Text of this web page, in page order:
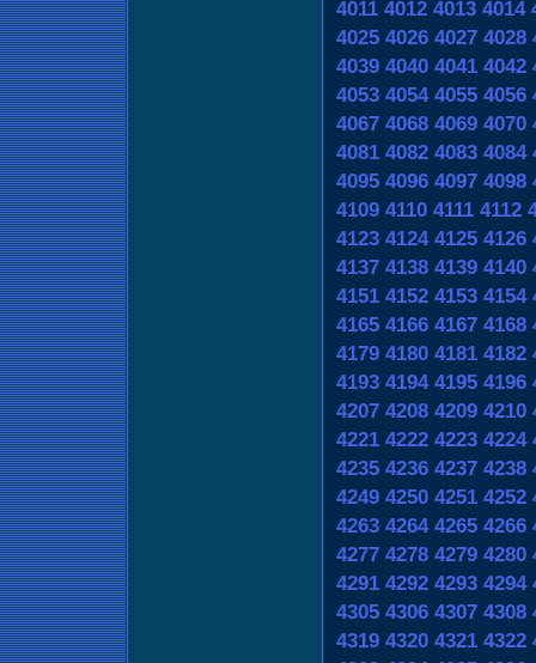
4011 4012 4013 4014
4025 4026 4027 4028
4039 4040 4041 4042
4053 4054 4055 4056
4067 4068 4069 4070
4081 4082 4083 4084
4095 4096 4097 4098
4109 4110 4111 4112
4123 4124 4125 4126
4137 4138 4139 4140
4151 4152 4153 4154
4165 4166 4167 4168
4179 4180 4181 4182
4193 4194 4195 4196
4207 4208 4209 4210
4221 4222 4223 4224
4235 4236 4237 4238
4249 4250 4251 4252
4263 4264 4265 4266
4277 4278 4279 4280
4291 4292 4293 4294
4305 4306 4307 4308
4319 4320 4321 4322